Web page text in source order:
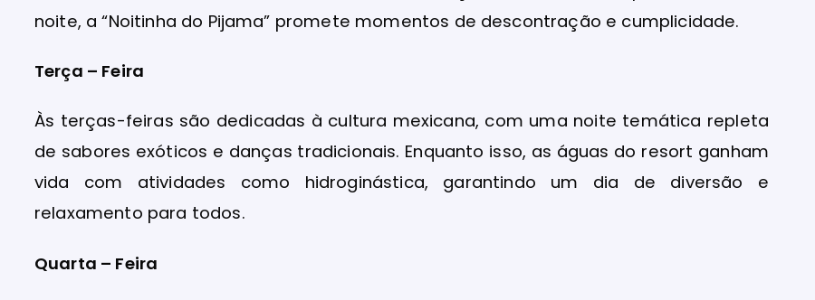
noite, a “Noitinha do Pijama” promete momentos de descontração e cumplicidade.
Terça – Feira
Às terças-feiras são dedicadas à cultura mexicana, com uma noite temática repleta
de sabores exóticos e danças tradicionais. Enquanto isso, as águas do resort ganham
vida com atividades como hidroginástica, garantindo um dia de diversão e
relaxamento para todos.
Quarta – Feira